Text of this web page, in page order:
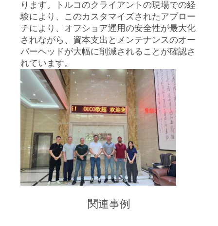
ります。トルコのクライアントの現場での経
験により、このカスタマイズされたアプロー
チにより、オフショア運用の安全性が最大化
されながら、資本支出とメンテナンスのオー
バーヘッドが大幅に削減されることが確認さ
れています。
関連事例